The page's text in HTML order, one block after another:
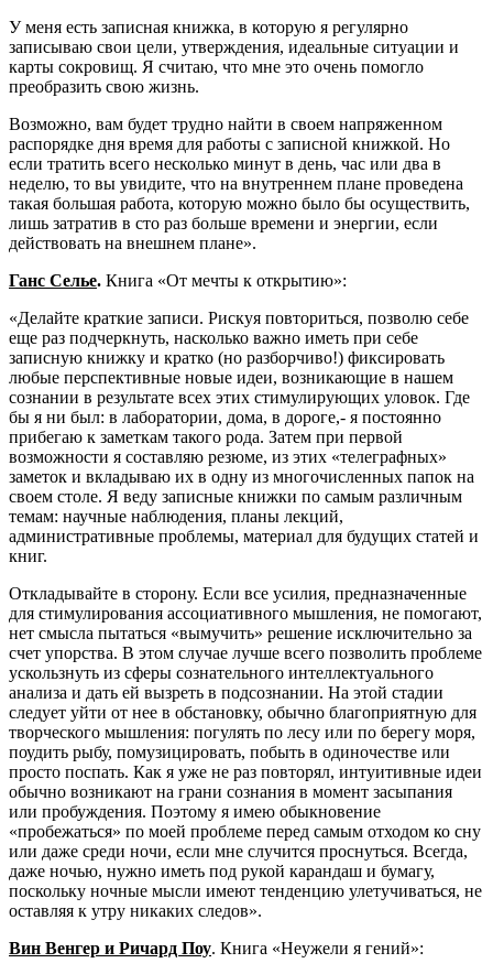
У меня есть записная книжка, в которую я регулярно
записываю свои цели, утверждения, идеальные ситуации и
карты сокровищ. Я считаю, что мне это очень помогло
преобразить свою жизнь.
Возможно, вам будет трудно найти в своем напряженном
распорядке дня время для работы с записной книжкой. Но
если тратить всего несколько минут в день, час или два в
неделю, то вы увидите, что на внутреннем плане проведена
такая большая работа, которую можно было бы осуществить,
лишь затратив в сто раз больше времени и энергии, если
действовать на внешнем плане».
Ганс Селье. Книга «От мечты к открытию»:
«Делайте краткие записи. Рискуя повториться, позволю себе
еще раз подчеркнуть, насколько важно иметь при себе
записную книжку и кратко (но разборчиво!) фиксировать
любые перспективные новые идеи, возникающие в нашем
сознании в результате всех этих стимулирующих уловок. Где
бы я ни был: в лаборатории, дома, в дороге,- я постоянно
прибегаю к заметкам такого рода. Затем при первой
возможности я составляю резюме, из этих «телеграфных»
заметок и вкладываю их в одну из многочисленных папок на
своем столе. Я веду записные книжки по самым различным
темам: научные наблюдения, планы лекций,
административные проблемы, материал для будущих статей и
книг.
Откладывайте в сторону. Если все усилия, предназначенные
для стимулирования ассоциативного мышления, не помогают,
нет смысла пытаться «вымучить» решение исключительно за
счет упорства. В этом случае лучше всего позволить проблеме
ускользнуть из сферы сознательного интеллектуального
анализа и дать ей вызреть в подсознании. На этой стадии
следует уйти от нее в обстановку, обычно благоприятную для
творческого мышления: погулять по лесу или по берегу моря,
поудить рыбу, помузицировать, побыть в одиночестве или
просто поспать. Как я уже не раз повторял, интуитивные идеи
обычно возникают на грани сознания в момент засыпания
или пробуждения. Поэтому я имею обыкновение
«пробежаться» по моей проблеме перед самым отходом ко сну
или даже среди ночи, если мне случится проснуться. Всегда,
даже ночью, нужно иметь под рукой карандаш и бумагу,
поскольку ночные мысли имеют тенденцию улетучиваться, не
оставляя к утру никаких следов».
Вин Венгер и Ричард Поу. Книга «Неужели я гений»: